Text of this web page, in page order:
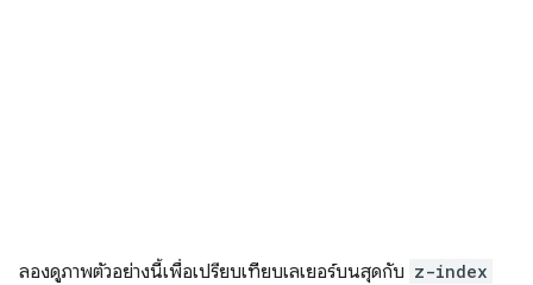
ลองดูภาพตัวอย่างนี้เพื่อเปรียบเทียบเลเยอร์บนสุดกับ z-index